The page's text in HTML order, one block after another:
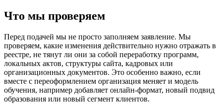
Что мы проверяем
Перед подачей мы не просто заполняем заявление. Мы
проверяем, какие изменения действительно нужно отражать в
реестре, не тянут ли они за собой переработку программ,
локальных актов, структуры сайта, кадровых или
организационных документов. Это особенно важно, если
вместе с переоформлением организация меняет и модель
обучения, например добавляет онлайн-формат, новый подвид
образования или новый сегмент клиентов.